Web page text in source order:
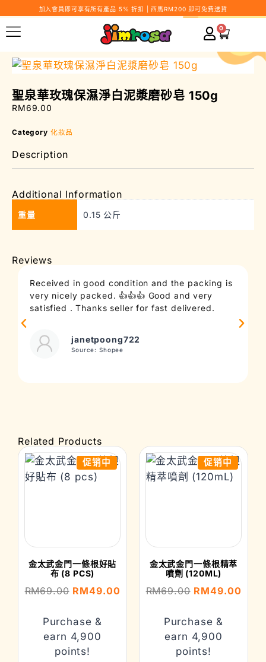
加入會員即可享有所有產品 5% 折扣 | 西馬RM200 即可免費送貨
0
聖泉華玫瑰保濕淨白泥漿磨砂皂 150g
RM69.00
Category 化妝品
Description
Additional Information
重量 0.15 公斤
Reviews
Received in good condition and the packing is
very nicely packed. 👍👍👍 Good and very
satisfied . Thanks seller for fast delivered.
janetpoong722
Source: Shopee
Related Products
促销中
金太武金門一條根好貼
布 (8 PCS)
RM69.00 RM49.00
Purchase &
earn 4,900
points!
促销中
金太武金門一條根精萃
噴劑 (120ML)
RM69.00 RM49.00
Purchase &
earn 4,900
points!